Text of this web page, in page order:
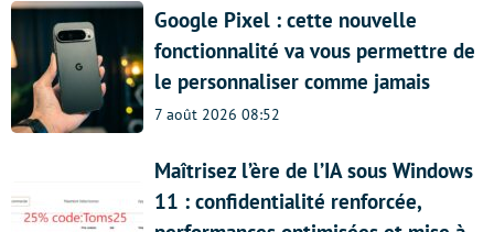
Google Pixel : cette nouvelle
fonctionnalité va vous permettre de
le personnaliser comme jamais
7 août 2026 08:52
Maîtrisez l’ère de l’IA sous Windows
11 : confidentialité renforcée,